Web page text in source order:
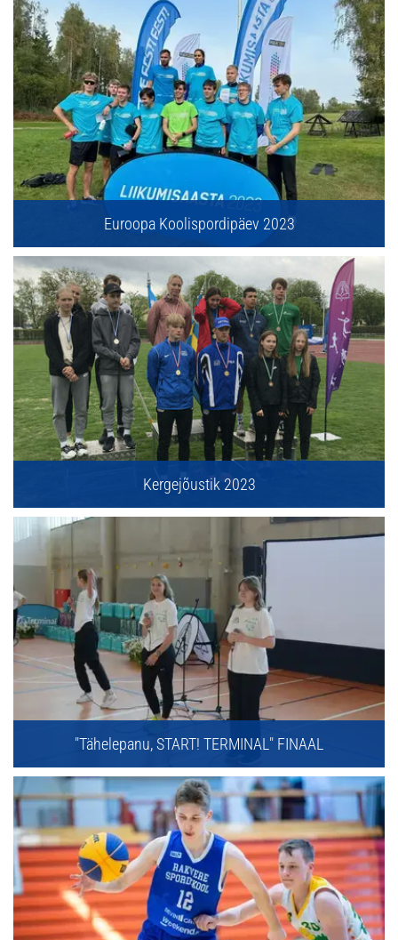
Euroopa Koolispordipäev 2023
Kergejõustik 2023
"Tähelepanu, START! TERMINAL" FINAAL